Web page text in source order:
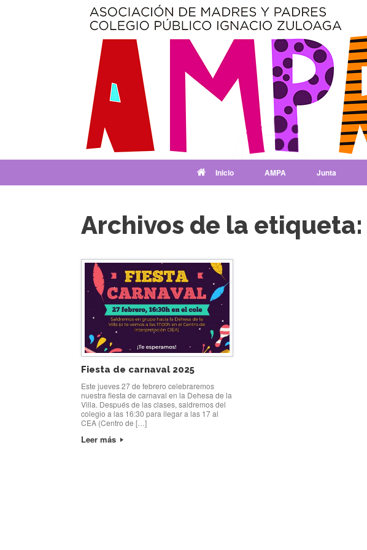
Inicio AMPA Junta
Archivos de la etiqueta:
Fiesta de carnaval 2025
Este jueves 27 de febrero celebraremos
nuestra fiesta de carnaval en la Dehesa de la
Villa. Después de las clases, saldremos del
colegio a las 16:30 para llegar a las 17 al
CEA (Centro de […]
Leer más